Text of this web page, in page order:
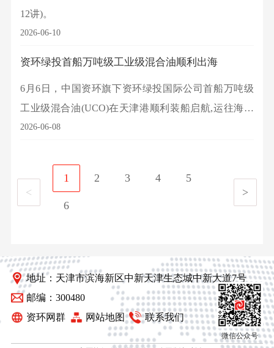
12讲)。
2026-06-10
资环绿投首船万吨级工业级混合油顺利出海
6月6日，中国资环旗下资环绿投国际公司首船万吨级
工业级混合油(UCO)在天津港顺利装船启航,运往海外
市场。此次交易是资环绿投国际公司依托天津港、深
局、拓展海外绿色贸易的重要实践。该批次工业级混
燃料超万吨级出口,预计可减少二氧化碳排放超3.6万
2026-06-08
<
1 2 3 4 5
6
>
地址：天津市滨海新区中新天津生态城中新大道7号
邮编：300480
资环网群
网站地图 联系我们
微信公众号